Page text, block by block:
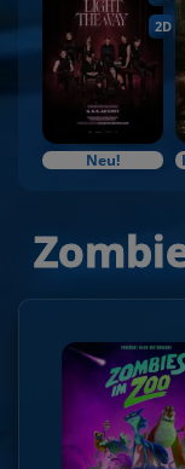
2D
Neu!